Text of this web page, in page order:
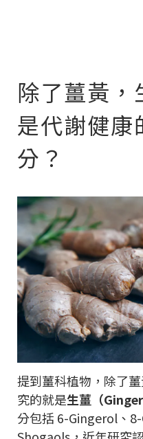
除了薑黃，
是代謝健康
分？
提到薑科植物，除了
究的就是生薑（Ginger
分包括 6-Gingerol、